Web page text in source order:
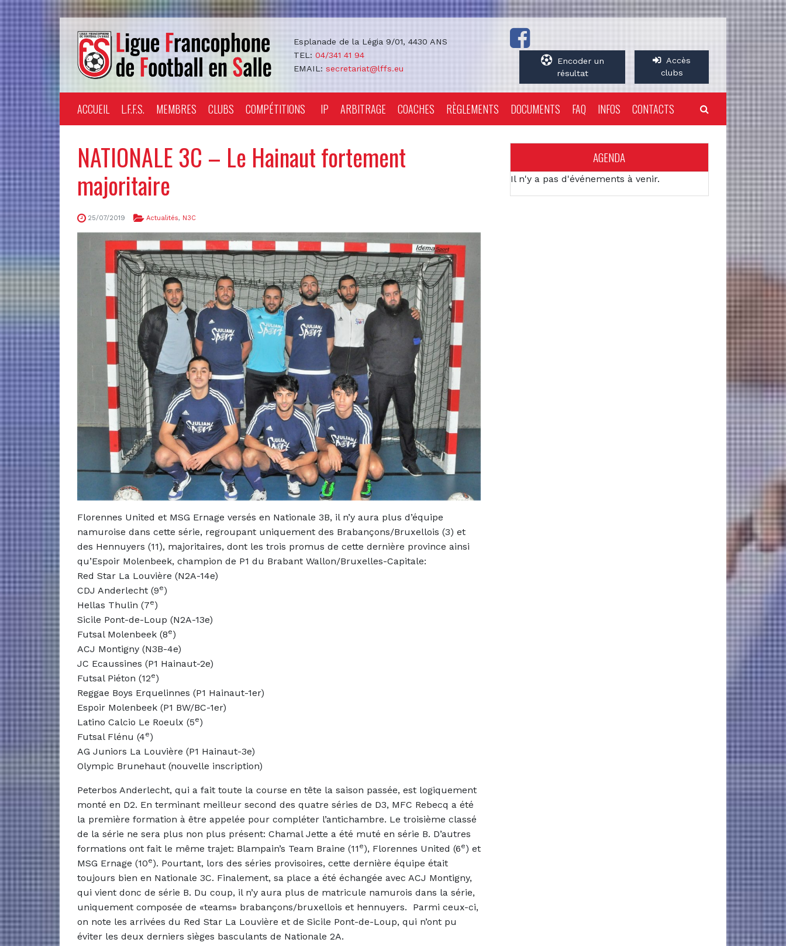
Esplanade de la Légia 9/01, 4430 ANS
TEL: 04/341 41 94
EMAIL: secretariat@lffs.eu
Encoder un
résultat
Accès
clubs
ACCUEIL L.F.F.S. MEMBRES CLUBS COMPÉTITIONS IP ARBITRAGE COACHES RÈGLEMENTS DOCUMENTS FAQ INFOS CONTACTS
NATIONALE 3C – Le Hainaut fortement
majoritaire
25/07/2019 Actualités, N3C
Florennes United et MSG Ernage versés en Nationale 3B, il n’y aura plus d’équipe
namuroise dans cette série, regroupant uniquement des Brabançons/Bruxellois (3) et
des Hennuyers (11), majoritaires, dont les trois promus de cette dernière province ainsi
qu’Espoir Molenbeek, champion de P1 du Brabant Wallon/Bruxelles-Capitale:
Red Star La Louvière (N2A-14e)
CDJ Anderlecht (9e)
Hellas Thulin (7e)
Sicile Pont-de-Loup (N2A-13e)
Futsal Molenbeek (8e)
ACJ Montigny (N3B-4e)
JC Ecaussines (P1 Hainaut-2e)
Futsal Piéton (12e)
Reggae Boys Erquelinnes (P1 Hainaut-1er)
Espoir Molenbeek (P1 BW/BC-1er)
Latino Calcio Le Roeulx (5e)
Futsal Flénu (4e)
AG Juniors La Louvière (P1 Hainaut-3e)
Olympic Brunehaut (nouvelle inscription)
Peterbos Anderlecht, qui a fait toute la course en tête la saison passée, est logiquement
monté en D2. En terminant meilleur second des quatre séries de D3, MFC Rebecq a été
la première formation à être appelée pour compléter l’antichambre. Le troisième classé
de la série ne sera plus non plus présent: Chamal Jette a été muté en série B. D’autres
formations ont fait le même trajet: Blampain’s Team Braine (11 e), Florennes United (6e) et
MSG Ernage (10e). Pourtant, lors des séries provisoires, cette dernière équipe était
toujours bien en Nationale 3C. Finalement, sa place a été échangée avec ACJ Montigny,
qui vient donc de série B. Du coup, il n’y aura plus de matricule namurois dans la série,
uniquement composée de «teams» brabançons/bruxellois et hennuyers. Parmi ceux-ci,
on note les arrivées du Red Star La Louvière et de Sicile Pont-de-Loup, qui n’ont pu
éviter les deux derniers sièges basculants de Nationale 2A.
AGENDA
Il n'y a pas d'événements à venir.